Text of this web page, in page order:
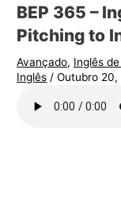
BEP 365 –
Pitching to
Avançado, Inglês
Inglês /Outubro 20,
ê
s
p
a